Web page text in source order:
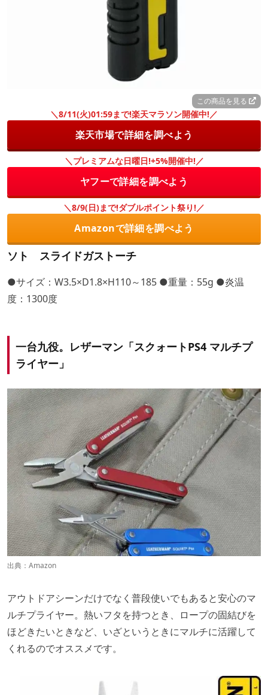
この商品を見る
＼8/11(火)01:59まで!楽天マラソン開催中!／
楽天市場で詳細を調べよう
＼プレミアムな日曜日!+5%開催中!／
ヤフーで詳細を調べよう
＼8/9(日)まで!ダブルポイント祭り!／
Amazonで詳細を調べよう
ソト スライドガストーチ
●サイズ：W3.5×D1.8×H110～185 ●重量：55g ●炎温
度：1300度
一台九役。レザーマン「スクォートPS4 マルチプ
ライヤー」
出典： Amazon
アウトドアシーンだけでなく普段使いでもあると安心のマ
ルチプライヤー。熱いフタを持つとき、ロープの固結びを
ほどきたいときなど、いざというときにマルチに活躍して
くれるのでオススメです。